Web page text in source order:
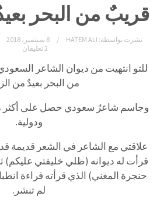
قريبٌ من البحر
نشرت بواسطة: HATEM ALI 8 سبتمبر، 2018
2 تعليقان
للتو انتهيت من ديوان الشاعر
من البحر بعيدٌ من
وجاسم شاعرٌ سعودي حصل على أكثر
ودولية.
علاقتي مع الشاعر في الشعر قديمة
قرأت له ديوانه (ظلي خليفتي عليكم)
حنجرة المغني) الذي قرأته قراءة
لم تنشر.